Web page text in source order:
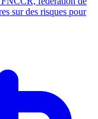
sur des risques pour